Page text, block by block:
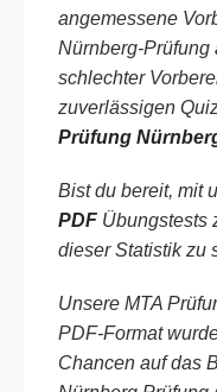
angemessene
Nürnberg-Prüfung
schlechter
zuverlässigen
Prüfung
Bist du bereit, mit
PDF Übungstests
dieser Statistik zu
Unsere MTA
PDF-Format
Chancen auf das